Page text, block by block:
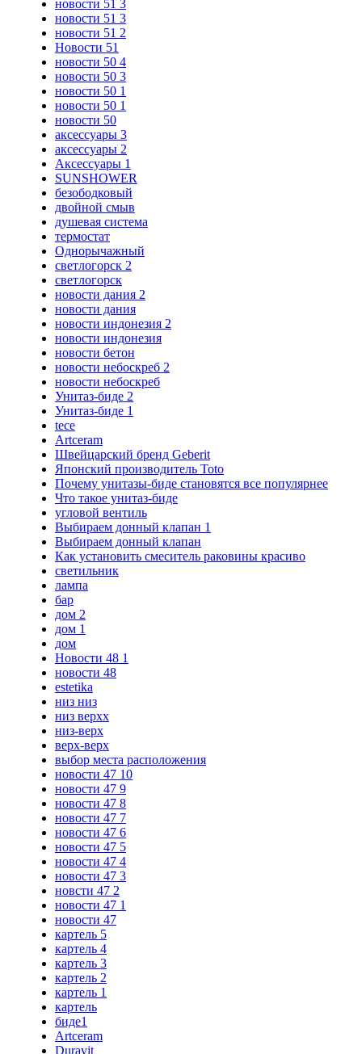
новости 51 3
новости 51 3
новости 51 2
Новости 51
новости 50 4
новости 50 3
новости 50 1
новости 50 1
новости 50
аксессуары 3
аксессуары 2
Аксессуары 1
SUNSHOWER
безободковый
двойной смыв
душевая система
термостат
Однорычажный
светлогорск 2
светлогорск
новости дания 2
новости дания
новости индонезия 2
новости индонезия
новости бетон
новости небоскреб 2
новости небоскреб
Унитаз-биде 2
Унитаз-биде 1
tece
Artceram
Швейцарский бренд Geberit
Японский производитель Toto
Почему унитазы-биде становятся все популярнее
Что такое унитаз-биде
угловой вентиль
Выбираем донный клапан 1
Выбираем донный клапан
Как установить смеситель раковины красиво
светильник
лампа
бар
дом 2
дом 1
дом
Новости 48 1
новости 48
estetika
низ низ
низ верхх
низ-верх
верх-верх
выбор места расположения
новости 47 10
новости 47 9
новости 47 8
новости 47 7
новости 47 6
новости 47 5
новости 47 4
новости 47 3
новсти 47 2
новости 47 1
новости 47
картель 5
картель 4
картель 3
картель 2
картель 1
картель
биде1
Artceram
Duravit